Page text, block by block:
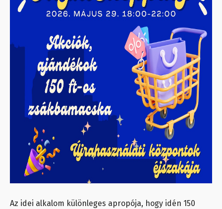
Az idei alkalom különleges apropója, hogy idén 150